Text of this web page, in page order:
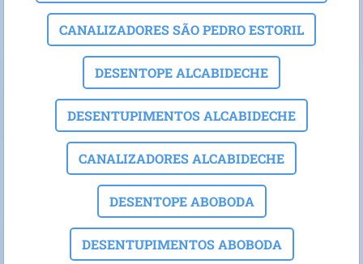
CANALIZADORES SÃO PEDRO ESTORIL
DESENTOPE ALCABIDECHE
DESENTUPIMENTOS ALCABIDECHE
CANALIZADORES ALCABIDECHE
DESENTOPE ABOBODA
DESENTUPIMENTOS ABOBODA